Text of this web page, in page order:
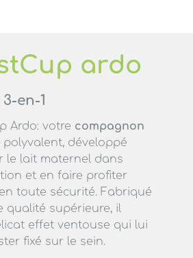
ardo
en-1
Ardo: votre compagnon
polyvalent, développé
le lait maternel dans
et en faire profiter
toute sécurité. Fabriqué
qualité supérieure, il
effet ventouse qui lui
fixé sur le sein.